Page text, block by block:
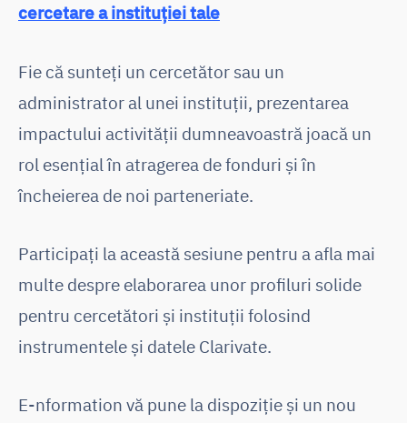
cercetare a instituției tale
Fie că sunteţi un cercetător sau un
administrator al unei instituții, prezentarea
impactului activității dumneavoastră joacă un
rol esențial în atragerea de fonduri și în
încheierea de noi parteneriate.
Participaţi la această sesiune pentru a afla mai
multe despre elaborarea unor profiluri solide
pentru cercetători și instituții folosind
instrumentele și datele Clarivate.
E-nformation vă pune la dispoziţie și un nou